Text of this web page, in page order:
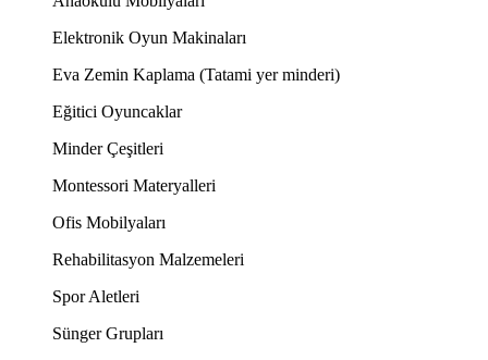
Elektronik Oyun Makinaları
Eva Zemin Kaplama (Tatami yer minderi)
Eğitici Oyuncaklar
Minder Çeşitleri
Montessori Materyalleri
Ofis Mobilyaları
Rehabilitasyon Malzemeleri
Spor Aletleri
Sünger Grupları